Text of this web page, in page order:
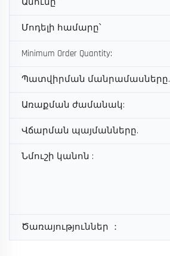
Մոդելի համարը՝
Minimum Order Quantity:
Պատվիրման մանրամասները.
Առաքման ժամանակ:
Վճարման պայմանները.
Նմուշի կանոն :
Ծառայություններ ：